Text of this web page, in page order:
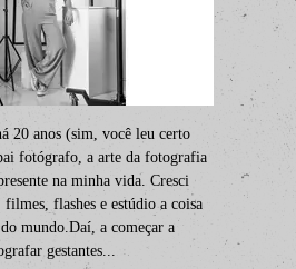
20 anos (sim, você leu certo
fotógrafo, a arte da fotografia
na minha vida. Cresci
filmes, flashes e estúdio a coisa
mundo.Daí, a começar a
gestantes...